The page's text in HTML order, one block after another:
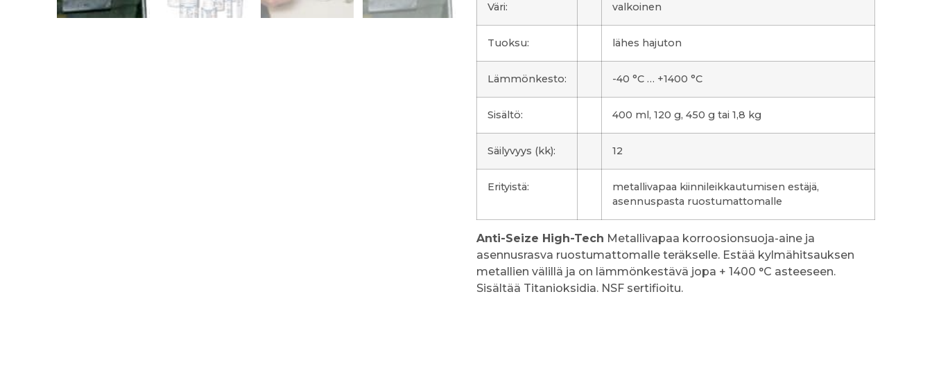
Väri: valkoinen
Tuoksu: lähes hajuton
Lämmönkesto: -40 °C … +1400 °C
Sisältö: 400 ml, 120 g, 450 g tai 1,8 kg
Säilyvyys (kk): 12
Erityistä:
metallivapaa kiinnileikkautumisen estäjä,
asennuspasta ruostumattomalle
Anti-Seize High-Tech Metallivapaa korroosionsuoja-aine ja
asennusrasva ruostumattomalle teräkselle. Estää kylmähitsauksen
metallien välillä ja on lämmönkestävä jopa + 1400 °C asteeseen.
Sisältää Titanioksidia. NSF sertifioitu.